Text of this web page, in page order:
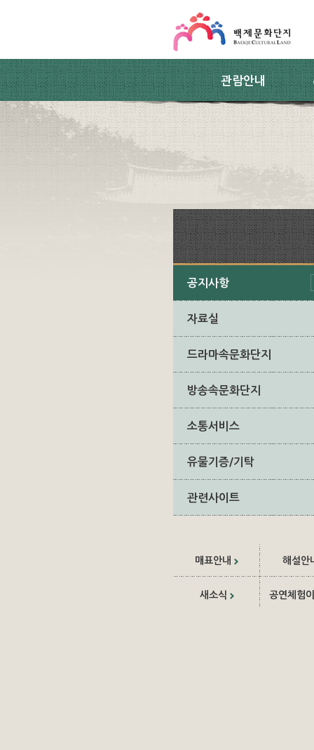
관람안내
공지사항
자료실
드라마속문화단지
방송속문화단지
소통서비스
유물기증/기탁
관련사이트
매표안내 해설안
새소식 공연체험